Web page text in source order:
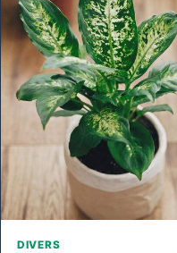
DIVERS